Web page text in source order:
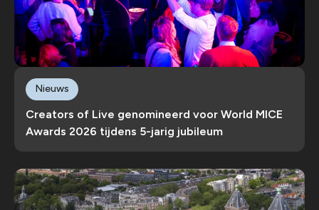
Creators of Live genomineerd voor World MICE
Awards 2026 tijdens 5-jarig jubileum
Nieuws